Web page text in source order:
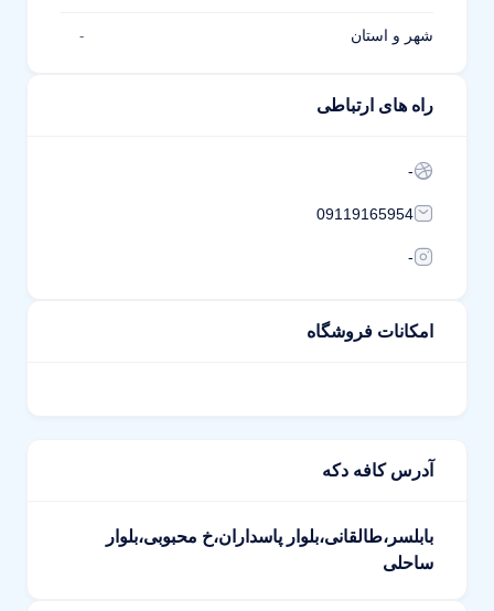
شهر و استان -
راه های ارتباطی
-
09119165954
-
امکانات فروشگاه
آدرس کافه دکه
بابلسر،طالقانی،بلوار پاسداران،خ محبوبی،بلوار
ساحلی